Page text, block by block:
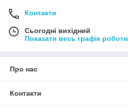
Контакти
Сьогодні вихідний
Показати весь графік роботи
Про нас
Контакти